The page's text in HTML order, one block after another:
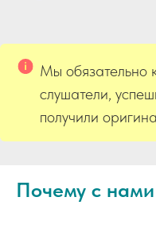
Мы обязательно
слушатели,
получили
Почему с